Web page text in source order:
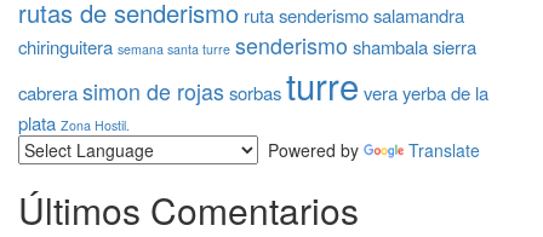
rutas de senderismo ruta senderismosalamandra
chiringuitera semana santa turre senderismo shambalasierra
cabrerasimon de rojas sorbasturre verayerba de la
plata Zona Hostil.
Powered by Translate
Últimos Comentarios